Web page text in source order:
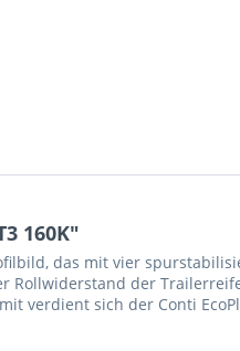
160K"
das mit vier
Rollwiderstand der
verdient sich der Conti